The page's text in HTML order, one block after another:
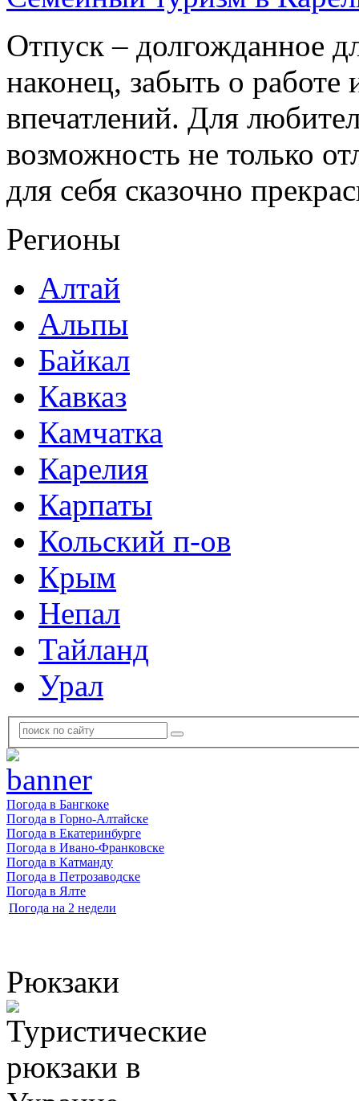
Отпуск – долгожданное
наконец, забыть о
впечатлений. Для
возможность не только
для себя сказочно
Регионы
Алтай
Альпы
Байкал
Кавказ
Камчатка
Карелия
Карпаты
Кольский п-ов
Крым
Непал
Тайланд
Урал
Погода в Бангкоке
Погода в Горно-Алтайске
Погода в Екатеринбурге
Погода в Ивано-Франковске
Погода в Катманду
Погода в Петрозаводске
Погода в Ялте
Погода на 2 недели
Рюкзаки